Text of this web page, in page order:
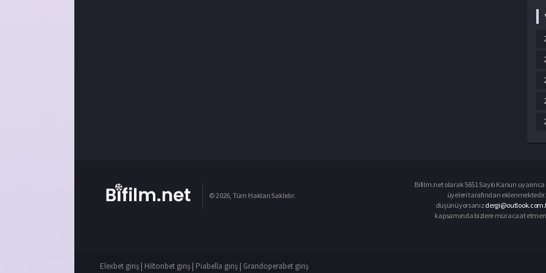
© 2026, Tüm Hakları Saklıdır.
Bifilm.net olarak 5651 Sayılı Kanun
üyeleri tarafından
düşünüyorsanız
kapsamında bizlere müracaat
Elexbet giriş | Hiltonbet giriş | Piabella giriş | Grandoperabet giriş